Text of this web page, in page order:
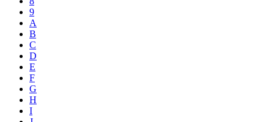
9
A
B
C
D
E
F
G
H
I